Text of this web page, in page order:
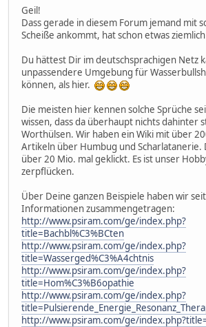
Geil!
Dass gerade in diesem Forum jemand mit
Scheiße ankommt, hat schon etwas
Du hättest Dir im deutschsprachigen Netz
unpassendere Umgebung für
können, als hier.
Die meisten hier kennen solche Sprüche
wissen, dass da überhaupt nichts dahinter
Worthülsen. Wir haben ein Wiki mit über
Artikeln über Humbug und
über 20 Mio. mal geklickt. Es ist unser
zerpflücken.
Über Deine ganzen Beispiele haben wir
Informationen zusammengetragen:
http://www.psiram.com/ge/index.php?
title=Bachbl%C3%BCten
http://www.psiram.com/ge/index.php?
title=Wasserged%C3%A4chtnis
http://www.psiram.com/ge/index.php?
title=Hom%C3%B6opathie
http://www.psiram.com/ge/index.php?
http://www.psiram.com/ge/